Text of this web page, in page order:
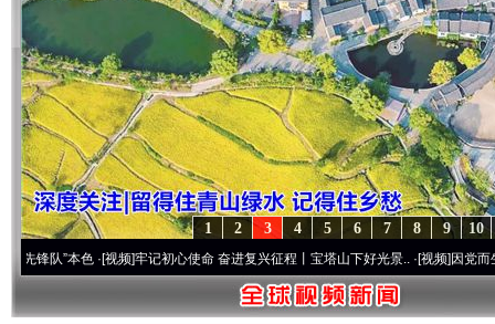
10
9
8
7
6
5
4
3
2
1
·[视频]牢记初心使命 奋进复兴征程丨宝塔山下好光景..·[视频]因党而生 为党而